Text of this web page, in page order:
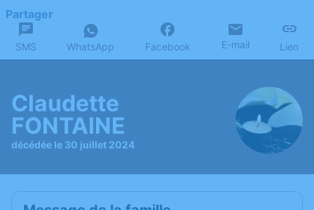
Partager
SMS WhatsApp Facebook E-mail Lien
Claudette
FONTAINE
décédée le 30 juillet 2024